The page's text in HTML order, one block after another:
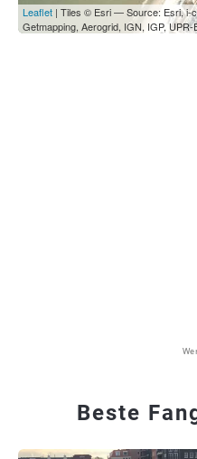
Leaflet | Tiles © Esri — Source: Esri, i-
Getmapping, Aerogrid, IGN, IGP,
Beste